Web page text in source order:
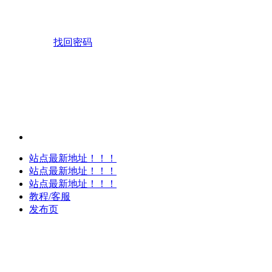
找回密码
站点最新地址！！！
站点最新地址！！！
站点最新地址！！！
教程/客服
发布页